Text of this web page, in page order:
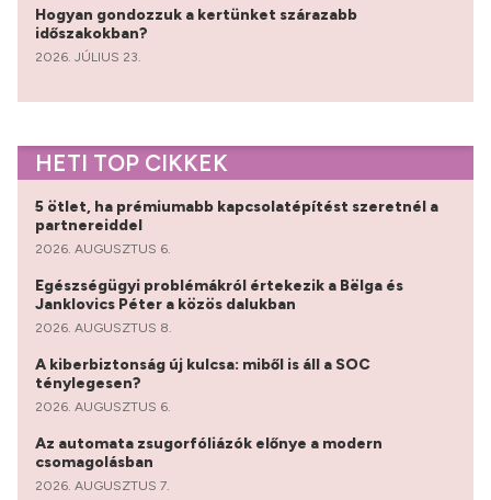
Hogyan gondozzuk a kertünket szárazabb
időszakokban?
2026. JÚLIUS 23.
HETI TOP CIKKEK
5 ötlet, ha prémiumabb kapcsolatépítést szeretnél a
partnereiddel
2026. AUGUSZTUS 6.
Egészségügyi problémákról értekezik a Bëlga és
Janklovics Péter a közös dalukban
2026. AUGUSZTUS 8.
A kiberbiztonság új kulcsa: miből is áll a SOC
ténylegesen?
2026. AUGUSZTUS 6.
Az automata zsugorfóliázók előnye a modern
csomagolásban
2026. AUGUSZTUS 7.